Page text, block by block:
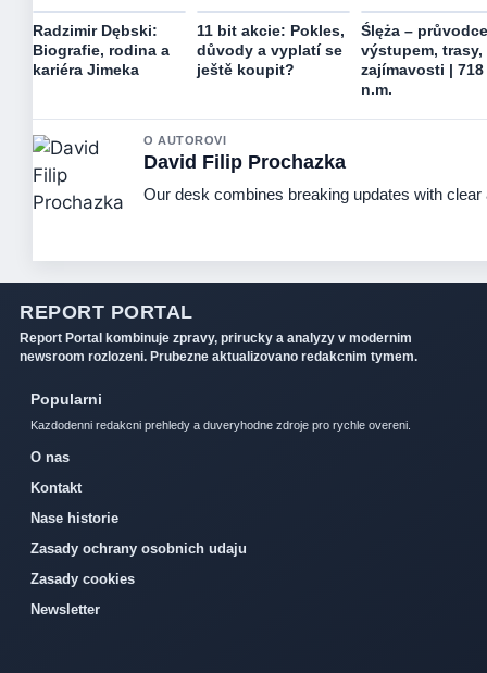
Radzimir Dębski:
Biografie, rodina a
kariéra Jimeka
11 bit akcie: Pokles,
důvody a vyplatí se
ještě koupit?
Ślęża – průvodce
výstupem, trasy,
zajímavosti | 718
n.m.
O AUTOROVI
David Filip Prochazka
Our desk combines breaking updates with
REPORT PORTAL
Report Portal kombinuje zpravy, prirucky a analyzy v modernim
newsroom rozlozeni. Prubezne aktualizovano redakcnim tymem.
Popularni
Kazdodenni redakcni prehledy a duveryhodne zdroje pro rychle overeni.
O nas
Kontakt
Nase historie
Zasady ochrany osobnich udaju
Zasady cookies
Newsletter